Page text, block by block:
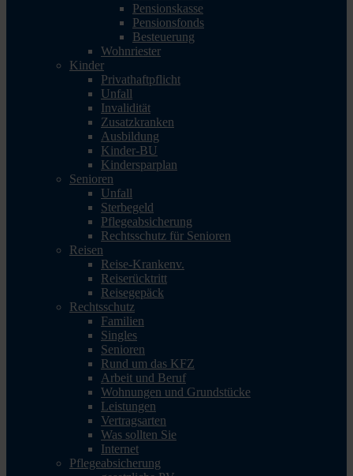
Pensionskasse
Pensionsfonds
Besteuerung
Wohnriester
Kinder
Privathaftpflicht
Unfall
Invalidität
Zusatzkranken
Ausbildung
Kinder-BU
Kindersparplan
Senioren
Unfall
Sterbegeld
Pflegeabsicherung
Rechtsschutz für Senioren
Reisen
Reise-Krankenv.
Reiserücktritt
Reisegepäck
Rechtsschutz
Familien
Singles
Senioren
Rund um das KFZ
Arbeit und Beruf
Wohnungen und Grundstücke
Leistungen
Vertragsarten
Was sollten Sie
Internet
Pflegeabsicherung